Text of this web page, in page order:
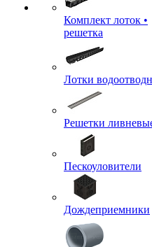
Комплект лоток •
решетка
Лотки
Решетки
Пескоуловители
Дождеприемники